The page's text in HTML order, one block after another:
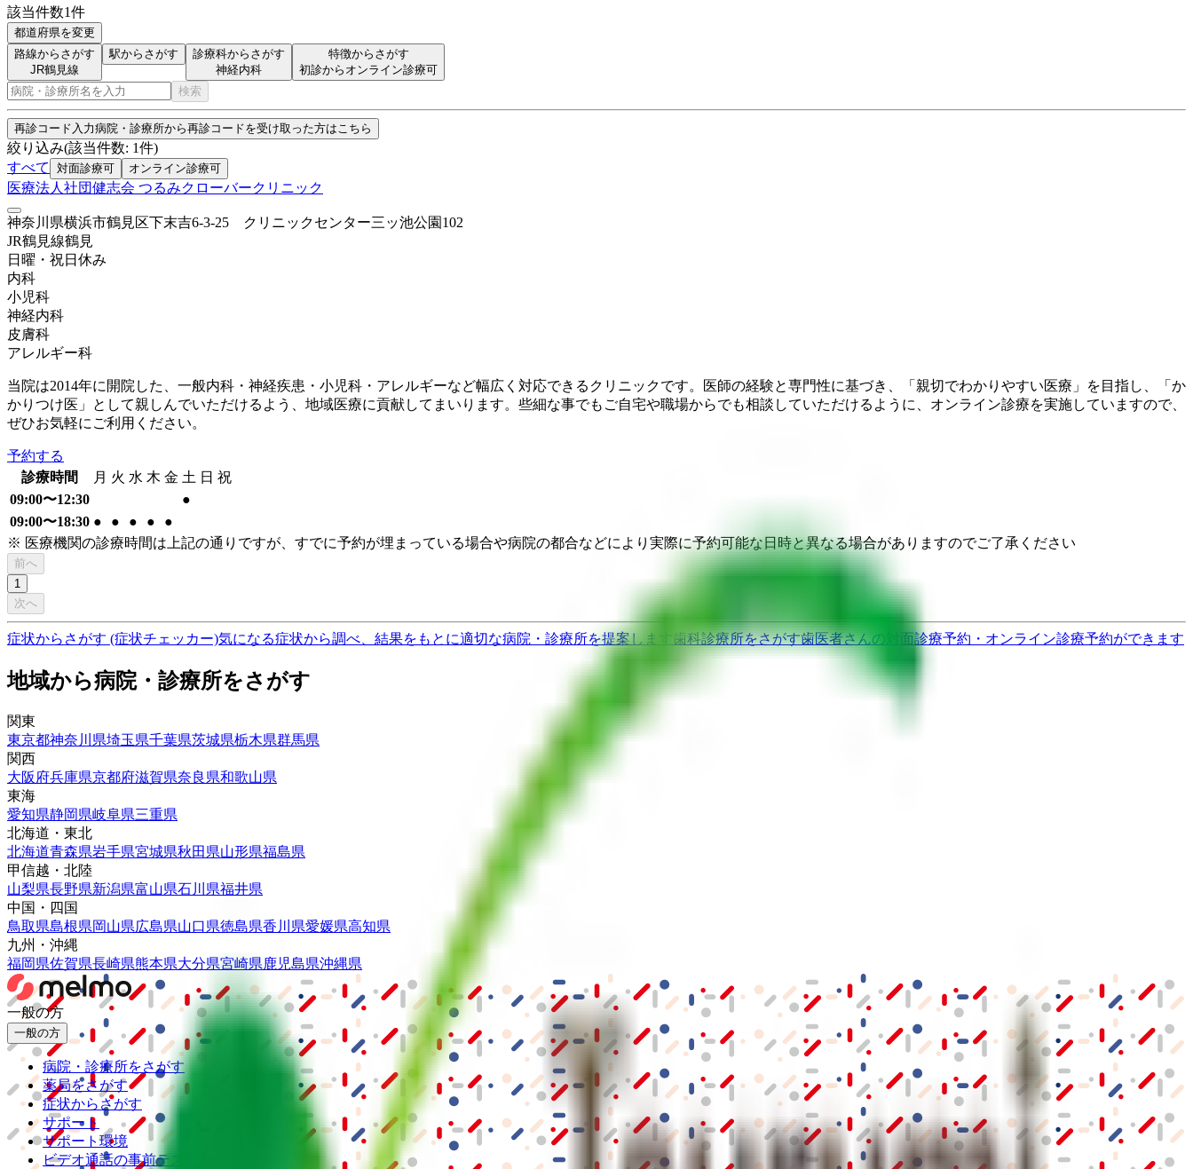
該当件数1件
都道府県を変更
路線からさがす
JR鶴見線
駅からさがす
診療科からさがす
神経内科
特徴からさがす
初診からオンライン診療可
検索
再診コード入力病院・診療所から再診コードを受け取った方はこちら
絞り込み(該当件数: 1件)
すべて
対面診療可 オンライン診療可
医療法人社団健志会 つるみクローバークリニック
神奈川県横浜市鶴見区下末吉6-3-25 クリニックセンター三ッ池公園102
JR鶴見線鶴見
日曜・祝日 休み
内科
小児科
神経内科
皮膚科
アレルギー科
当院は2014年に開院した、一般内科・神経疾患・小児科・アレルギーなど幅広く対応できるクリニックです。医師の経験と専門性に基づき、「親切でわかりやすい医療」を目指し、「か
かりつけ医」として親しんでいただけるよう、地域医療に貢献してまいります。些細な事でもご自宅や職場からでも相談していただけるように、オンライン診療を実施していますので、
ぜひお気軽にご利用ください。
予約する
診療時間
月 火 水 木 金 土 日 祝
09:00〜12:30
●
09:00〜18:30 ● ● ● ●
●
※ 医療機関の診療時間は上記の通りですが、すでに予約が埋まっている場合や病院の都合などにより実際に予約可能な日時と異なる場合がありますのでご了承ください
前へ
1
次へ
症状からさがす (症状チェッカー)気になる症状から調べ、結果をもとに適切な病院・診療所を提案します 歯科診療所をさがす歯医者さんの対面診療予約・オンライン診療予約ができます
地域から病院・診療所をさがす
関東
東京都神奈川県埼玉県千葉県茨城県栃木県群馬県
関西
大阪府兵庫県京都府滋賀県奈良県和歌山県
東海
愛知県静岡県岐阜県三重県
北海道・東北
北海道青森県岩手県宮城県秋田県山形県福島県
甲信越・北陸
山梨県長野県新潟県富山県石川県福井県
中国・四国
鳥取県島根県岡山県広島県山口県徳島県香川県愛媛県高知県
九州・沖縄
福岡県佐賀県長崎県熊本県大分県宮崎県鹿児島県沖縄県
一般の方
一般の方
病院・診療所をさがす
薬局をさがす
症状からさがす
サポート
サポート環境
ビデオ通話の事前テスト